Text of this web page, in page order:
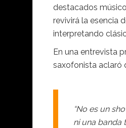
destacados
revivirá la esencia
interpretando
En una entrevista
saxofonista aclaró
“No es un
ni una banda